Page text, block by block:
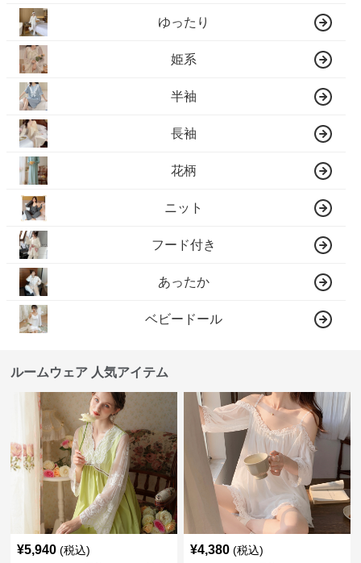
ゆったり
姫系
半袖
長袖
花柄
ニット
フード付き
あったか
ベビードール
ルームウェア 人気アイテム
¥5,940 (税込) ¥4,380 (税込)